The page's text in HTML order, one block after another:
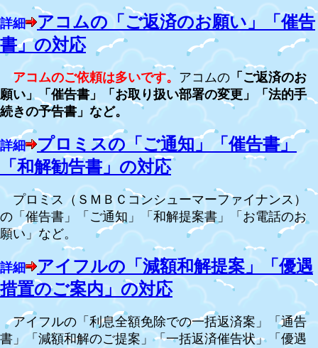
詳細
アコムの「ご返済のお願い」「催告
書」の対応
アコムのご依頼は多いです。 アコムの 「ご返済のお
願い」「催告書」「お取り扱い部署の変更」「法的手
続きの予告書」など。
詳細
プロミスの「ご通知」「催告書」
「和解勧告書」の対応
プロミス（ＳＭＢＣコンシューマーファイナンス）
の「催告書」「ご通知」「和解提案書」「お電話のお
願い」など。
詳細
アイフルの「減額和解提案」「優遇
措置のご案内」の対応
アイフルの「利息全額免除での一括返済案」「通告
書」「減額和解のご提案」「一括返済催告状」「優遇